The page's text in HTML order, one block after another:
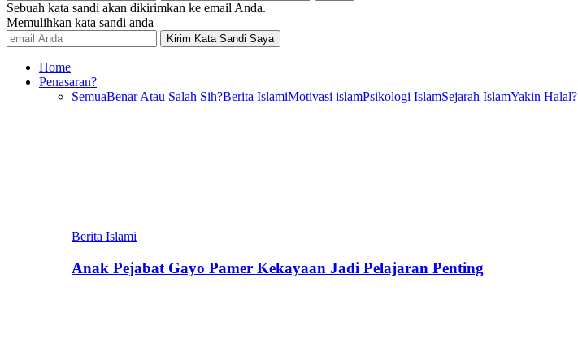
Sebuah kata sandi akan dikirimkan ke email Anda.
Memulihkan kata sandi anda
Home
Penasaran?
SemuaBenar Atau Salah Sih?Berita IslamiMotivasi islamPsikologi IslamSejarah IslamYakin Halal?
Berita Islami
Anak Pejabat Gayo Pamer Kekayaan Jadi Pelajaran Penting